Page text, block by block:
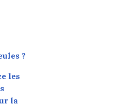
?
les
la